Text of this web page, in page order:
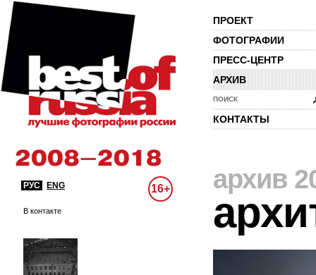
ПРОЕКТ
ФОТОГРАФИИ
ПРЕСС-ЦЕНТР
АРХИВ
ПОИСК
КОНТАКТЫ
РУС ENG 16+
В контакте
архив